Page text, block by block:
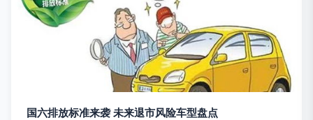
国六排放标准来袭 未来退市风险车型盘点